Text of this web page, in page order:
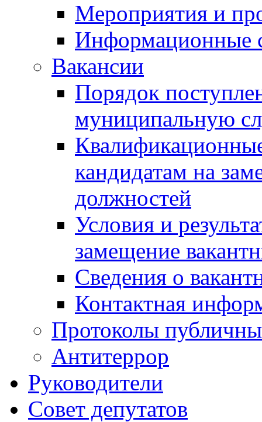
Мероприятия и
Информационные
Вакансии
Порядок
муниципальную
кандидатам на
должностей
Условия и
замещение
Сведения о
Контактная
Протоколы
Антитеррор
Руководители
Совет депутатов